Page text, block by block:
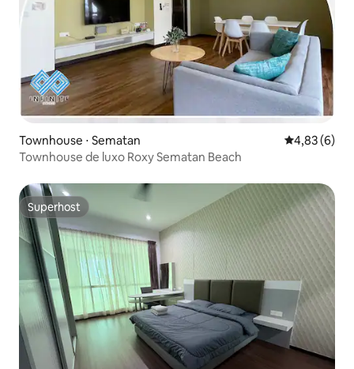
Townhouse ⋅ Sematan 4,83 de uma
4,83 (6)
Townhouse de luxo Roxy Sematan Beach
Superhost
Superhost